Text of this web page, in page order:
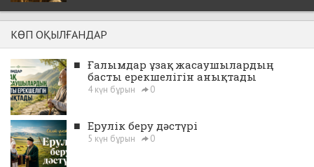
КӨП ОҚЫЛҒАНДАР
■ Ғалымдар ұзақ жасаушылардың
басты ерекшелігін анықтады
4 күн бұрын 0
■ Ерулік беру дәстүрі
5 күн бұрын 0